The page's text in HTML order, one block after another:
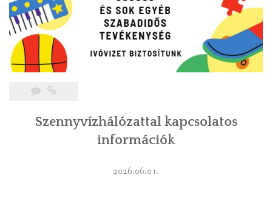
Szennyvízhálózattal kapcsolatos
információk
2026.06.01.